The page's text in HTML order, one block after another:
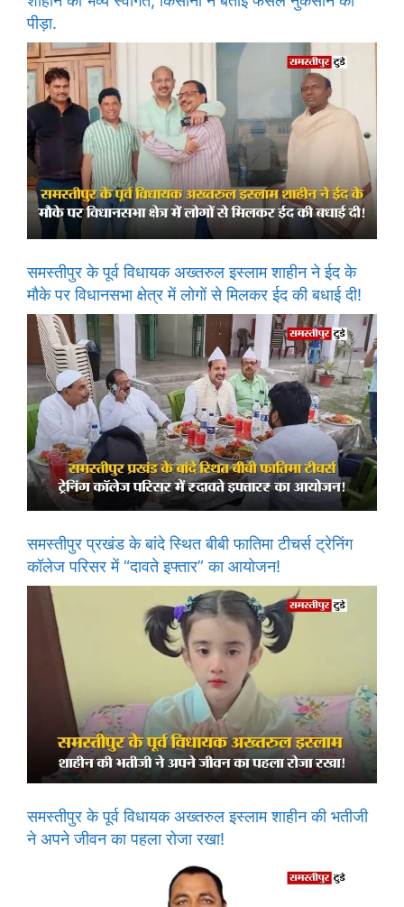
पीड़ा.
समस्तीपुर के पूर्व विधायक अख्तरुल इस्लाम शाहीन ने ईद के
मौके पर विधानसभा क्षेत्र में लोगों से मिलकर ईद की बधाई दी!
समस्तीपुर प्रखंड के बांदे स्थित बीबी फातिमा टीचर्स ट्रेनिंग
कॉलेज परिसर में “दावते इफ्तार” का आयोजन!
समस्तीपुर के पूर्व विधायक अख्तरुल इस्लाम शाहीन की भतीजी
ने अपने जीवन का पहला रोजा रखा!